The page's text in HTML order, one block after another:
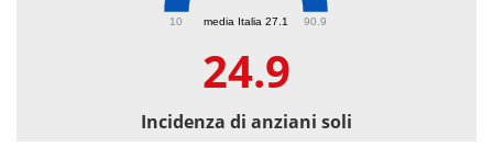
media Italia 27.1
10 90.9
24.9
Incidenza di anziani soli